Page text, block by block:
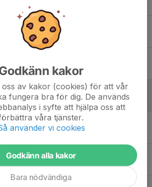
0
P12
0
första hemmamatch
0
kakor
oss av kakor (cookies) för att vår
fungera bra för dig. De används
i syfte att hjälpa oss att
våra tjänster.
använder vi cookies
Godkänn alla kakor
Bara nödvändiga